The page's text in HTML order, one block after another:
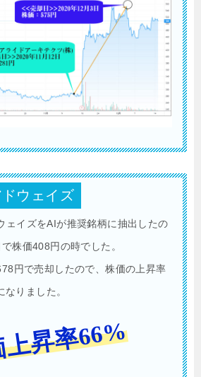
ドウェイズ
ェイズをAIが推奨銘柄に抽出したの
株価408円の時でした。
円で売却したので、株価の上昇率
りました。
昇率66%